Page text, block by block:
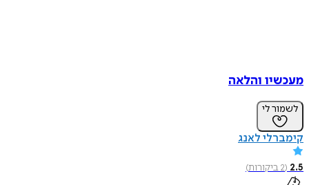
מעכשיו והלאה
לשמור לי
קימברלי לאנג
2.5
(
2ביקורות)